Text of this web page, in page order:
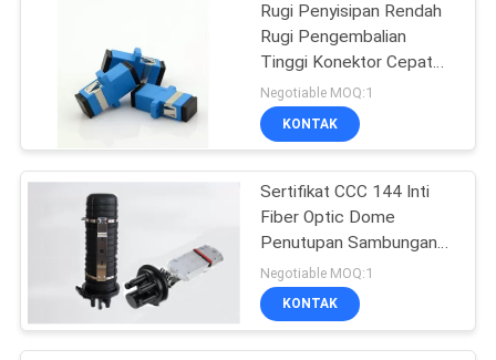
XPON ONU
18
Sakelar Serat Optik
Rugi Penyisipan Rendah
Rugi Pengembalian
Tinggi Konektor Cepat
Serat SC SM MM
Tersedia
Negotiable MOQ:1
KONTAK
Sertifikat CCC 144 Inti
Fiber Optic Dome
Penutupan Sambungan
Langsung
Negotiable MOQ:1
KONTAK